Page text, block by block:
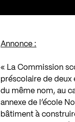
Annonce :
« La Commission
préscolaire de deux
du même nom, au
annexe de l’école
bâtiment à